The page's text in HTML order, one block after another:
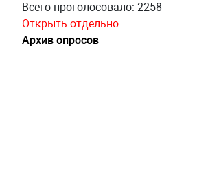
Всего проголосовало: 2258
Открыть отдельно
Архив опросов